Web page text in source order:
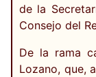
de la
Consejo del
De la rama
Lozano, que,